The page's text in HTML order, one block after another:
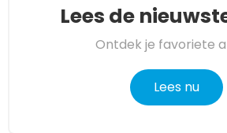
Lees de
Ontdek je favoriete
Lees nu